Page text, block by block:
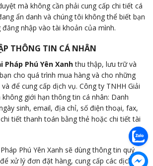
mà không cần phải cung cấp chi tiết cá
ẩn danh và chúng tôi không thể biết bạn
nhập vào tài khoản của mình.
THÔNG TIN CÁ NHÂN
Pháp Phú Yên Xanhthu thập, lưu trữ và
cho quá trình mua hàng và cho những
để cung cấp dịch vụ. Công ty TNHH Giải
không giới hạn thông tin cá nhân: Danh
sinh, email, địa chỉ, số điện thoại, fax,
tiết thanh toán bằng thẻ hoặc chi tiết tài
Phú Yên Xanh sẽ dùng thông tin quý
xử lý đơn đặt hàng, cung cấp các dịch vụ